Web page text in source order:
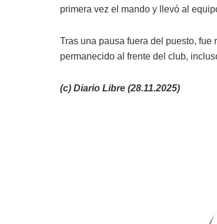
primera vez el mando y llevó al
Tras una pausa fuera del puesto, fue
permanecido al frente del club,
(c) Diario Libre (28.11.2025)